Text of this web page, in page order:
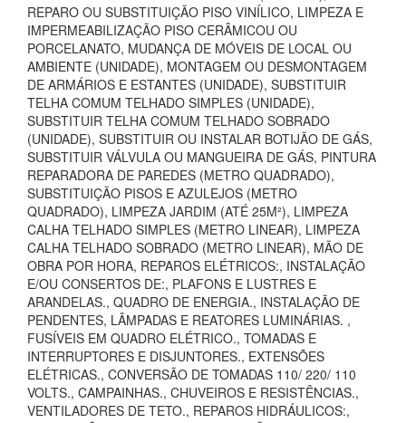
REPARO OU SUBSTITUIÇÃO PISO VINÍLICO, LIMPEZA E
IMPERMEABILIZAÇÃO PISO CERÂMICOU OU
PORCELANATO, MUDANÇA DE MÓVEIS DE LOCAL OU
AMBIENTE (UNIDADE), MONTAGEM OU DESMONTAGEM
DE ARMÁRIOS E ESTANTES (UNIDADE), SUBSTITUIR
TELHA COMUM TELHADO SIMPLES (UNIDADE),
SUBSTITUIR TELHA COMUM TELHADO SOBRADO
(UNIDADE), SUBSTITUIR OU INSTALAR BOTIJÃO DE GÁS,
SUBSTITUIR VÁLVULA OU MANGUEIRA DE GÁS, PINTURA
REPARADORA DE PAREDES (METRO QUADRADO),
SUBSTITUIÇÃO PISOS E AZULEJOS (METRO
QUADRADO), LIMPEZA JARDIM (ATÉ 25M²), LIMPEZA
CALHA TELHADO SIMPLES (METRO LINEAR), LIMPEZA
CALHA TELHADO SOBRADO (METRO LINEAR), MÃO DE
OBRA POR HORA, REPAROS ELÉTRICOS:, INSTALAÇÃO
E/OU CONSERTOS DE:, PLAFONS E LUSTRES E
ARANDELAS., QUADRO DE ENERGIA., INSTALAÇÃO DE
PENDENTES, LÂMPADAS E REATORES LUMINÁRIAS. ,
FUSÍVEIS EM QUADRO ELÉTRICO., TOMADAS E
INTERRUPTORES E DISJUNTORES., EXTENSÕES
ELÉTRICAS., CONVERSÃO DE TOMADAS 110/ 220/ 110
VOLTS., CAMPAINHAS., CHUVEIROS E RESISTÊNCIAS.,
VENTILADORES DE TETO., REPAROS HIDRÁULICOS:,